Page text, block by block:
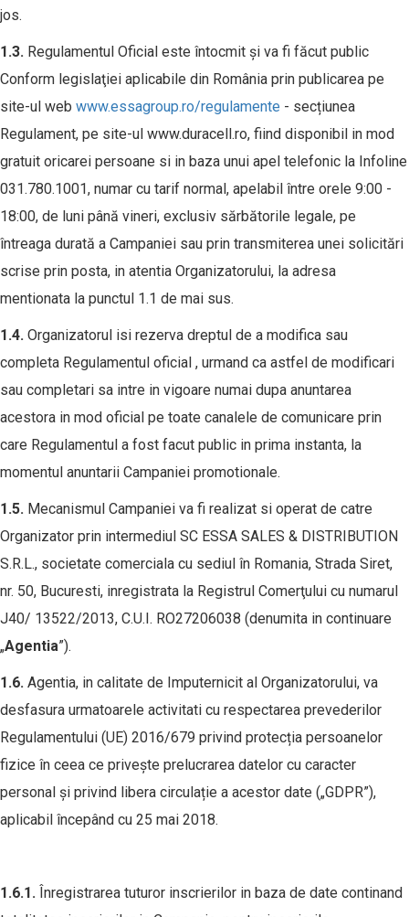
jos.
1.3. Regulamentul Oficial este întocmit şi va fi făcut public
Conform legislaţiei aplicabile din România prin publicarea pe
site-ul web www.essagroup.ro/regulamente - secțiunea
Regulament, pe site-ul www.duracell.ro, fiind disponibil in mod
gratuit oricarei persoane si in baza unui apel telefonic la Infoline
031.780.1001, numar cu tarif normal, apelabil între orele 9:00 -
18:00, de luni până vineri, exclusiv sărbătorile legale, pe
întreaga durată a Campaniei sau prin transmiterea unei solicitări
scrise prin posta, in atentia Organizatorului, la adresa
mentionata la punctul 1.1 de mai sus.
1.4. Organizatorul isi rezerva dreptul de a modifica sau
completa Regulamentul oficial , urmand ca astfel de modificari
sau completari sa intre in vigoare numai dupa anuntarea
acestora in mod oficial pe toate canalele de comunicare prin
care Regulamentul a fost facut public in prima instanta, la
momentul anuntarii Campaniei promotionale.
1.5. Mecanismul Campaniei va fi realizat si operat de catre
Organizator prin intermediul SC ESSA SALES & DISTRIBUTION
S.R.L., societate comerciala cu sediul în Romania, Strada Siret,
nr. 50, Bucuresti, inregistrata la Registrul Comerţului cu numarul
J40/ 13522/2013, C.U.I. RO27206038 (denumita in continuare
„Agentia”).
1.6. Agentia, in calitate de Imputernicit al Organizatorului, va
desfasura urmatoarele activitati cu respectarea prevederilor
Regulamentului (UE) 2016/679 privind protecția persoanelor
fizice în ceea ce privește prelucrarea datelor cu caracter
personal și privind libera circulație a acestor date („GDPR”),
aplicabil începând cu 25 mai 2018.
1.6.1. Înregistrarea tuturor inscrierilor in baza de date continand